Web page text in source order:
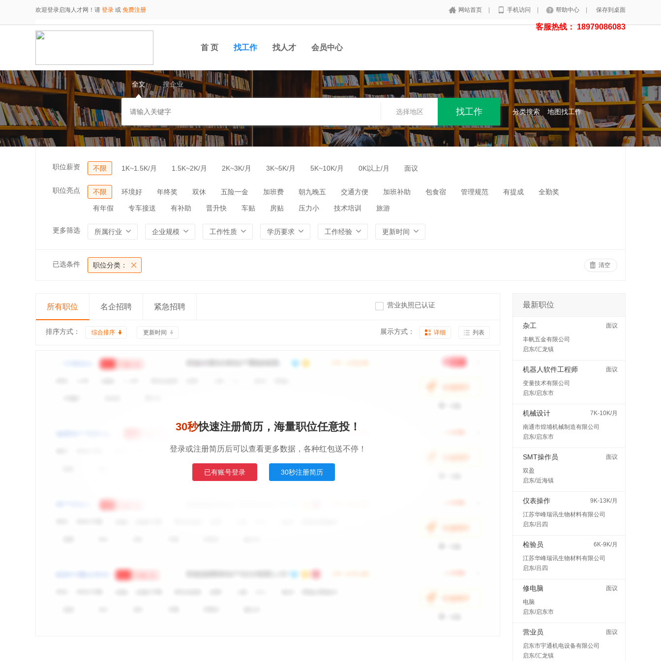
欢迎登录启海人才网！请 登录 或 免费注册 网站首页 手机访问 帮助中心 保存到桌面
客服热线： 18979086083
首 页 找工作 找人才 会员中心
全文 搜企业
选择地区 分类搜索 地图找工作
职位薪资 不限 1K~1.5K/月 1.5K~2K/月 2K~3K/月 3K~5K/月 5K~10K/月 0K以上/月 面议
职位亮点 不限 环境好 年终奖 双休 五险一金 加班费 朝九晚五 交通方便 加班补助 包食宿 管理规范 有提成 全勤奖
有年假 专车接送 有补助 晋升快 车贴 房贴 压力小 技术培训 旅游
更多筛选 所属行业 企业规模 工作性质 学历要求 工作经验 更新时间
已选条件 职位分类： 清空
所有职位 名企招聘 紧急招聘 营业执照已认证
排序方式： 综合排序 更新时间 展示方式： 详细 列表
30秒快速注册简历，海量职位任意投！
登录或注册简历后可以查看更多数据，各种红包送不停！
已有账号登录 30秒注册简历
最新职位
杂工
面议
丰帆五金有限公司
启东/汇龙镇
机器人软件工程师
面议
变量技术有限公司
启东/启东市
机械设计
7K-10K/月
南通市煌埔机械制造有限公司
启东/启东市
SMT操作员
面议
双盈
启东/近海镇
仪表操作
9K-13K/月
江苏华峰瑞讯生物材料有限公司
启东/吕四
检验员
6K-9K/月
江苏华峰瑞讯生物材料有限公司
启东/吕四
修电脑
面议
电脑
启东/启东市
营业员
面议
启东市宇通机电设备有限公司
启东/汇龙镇